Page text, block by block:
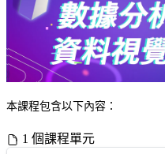
本課程包含以下內容：
1 個課程單元